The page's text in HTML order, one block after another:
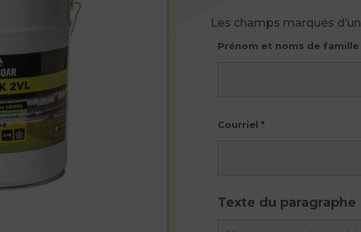
Les champs marqués d’un
Prénom et noms de famille
Courriel *
Texte du paragraphe